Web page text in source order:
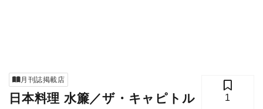
月刊誌掲載店
日本料理 水簾／ザ・キャピトル
1